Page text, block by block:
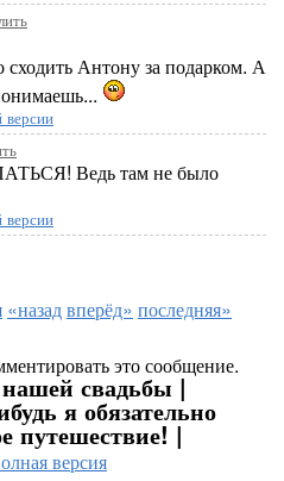
Антону за подарком. А
Ведь там не было
«назадвперёд» последняя»
это сообщение.
свадьбы |
я обязательно
путешествие! |
версия